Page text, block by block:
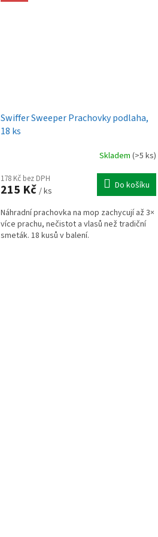
Swiffer Sweeper Prachovky podlaha,
18 ks
Skladem (>5 ks)
178 Kč bez DPH
215 Kč / ks Do košíku
Náhradní prachovka na mop zachycují až 3×
více prachu, nečistot a vlasů než tradiční
smeták. 18 kusů v balení.